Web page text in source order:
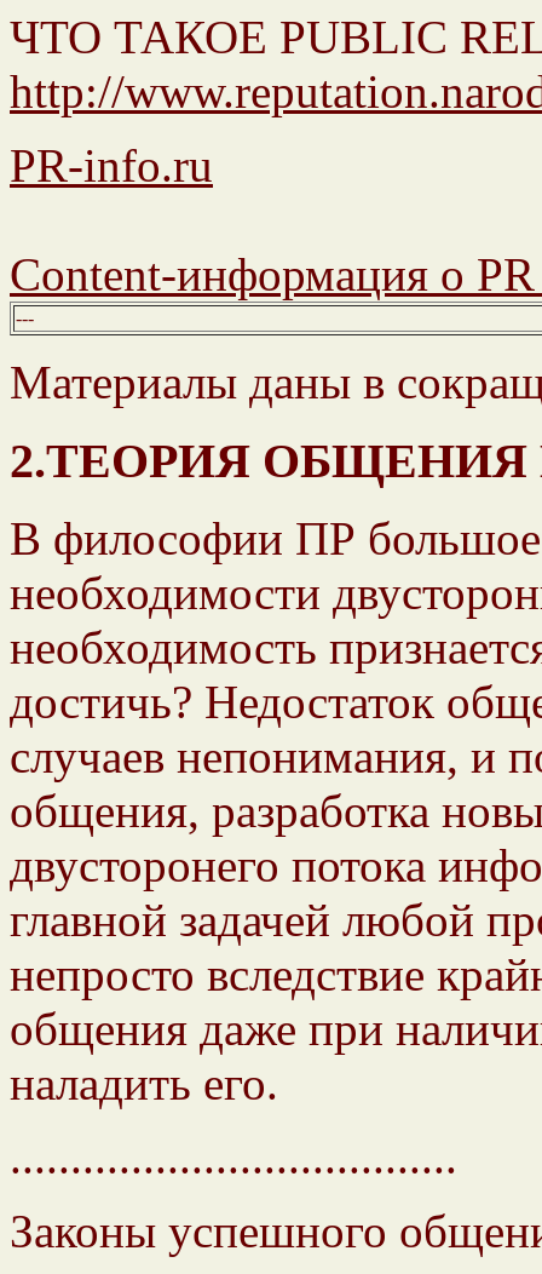
ЧТО ТАКОЕ PUBLIC
http://
PR-info.ru
Content-информация о PR
---
Материалы даны в
2.ТЕОРИЯ
В философии ПР большое
необходимости
необходимость
достичь? Недостаток
случаев непонимания, и
общения, разработка
двусторонего потока
главной задачей любой
непросто вследствие
общения даже при
наладить его.
.....................................
Законы успешного